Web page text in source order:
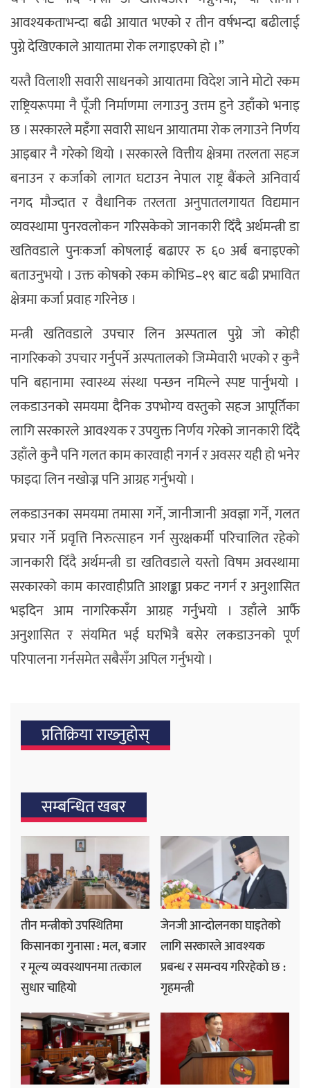
आवश्यकताभन्दा बढी आयात भएको र तीन वर्षभन्दा बढीलाई
पुग्ने देखिएकाले आयातमा रोक लगाइएको हो ।”
यस्तै विलाशी सवारी साधनको आयातमा विदेश जाने मोटो रकम
राष्ट्रियरूपमा नै पूँजी निर्माणमा लगाउनु उत्तम हुने उहाँको भनाइ
छ । सरकारले महँगा सवारी साधन आयातमा रोक लगाउने निर्णय
आइबार नै गरेको थियो । सरकारले वित्तीय क्षेत्रमा तरलता सहज
बनाउन र कर्जाको लागत घटाउन नेपाल राष्ट्र बैंकले अनिवार्य
नगद मौज्दात र वैधानिक तरलता अनुपातलगायत विद्यमान
व्यवस्थामा पुनरवलोकन गरिसकेको जानकारी दिँदै अर्थमन्त्री डा
खतिवडाले पुनःकर्जा कोषलाई बढाएर रु ६० अर्ब बनाइएको
बताउनुभयो । उक्त कोषको रकम कोभिड–१९ बाट बढी प्रभावित
क्षेत्रमा कर्जा प्रवाह गरिनेछ ।
मन्त्री खतिवडाले उपचार लिन अस्पताल पुग्ने जो कोही
नागरिकको उपचार गर्नुपर्ने अस्पतालको जिम्मेवारी भएको र कुनै
पनि बहानामा स्वास्थ्य संस्था पन्छन नमिल्ने स्पष्ट पार्नुभयो ।
लकडाउनको समयमा दैनिक उपभोग्य वस्तुको सहज आपूर्तिका
लागि सरकारले आवश्यक र उपयुक्त निर्णय गरेको जानकारी दिँदै
उहाँले कुनै पनि गलत काम कारवाही नगर्न र अवसर यही हो भनेर
फाइदा लिन नखोज्न पनि आग्रह गर्नुभयो ।
लकडाउनका समयमा तमासा गर्ने, जानीजानी अवज्ञा गर्ने, गलत
प्रचार गर्ने प्रवृत्ति निरुत्साहन गर्न सुरक्षकर्मी परिचालित रहेको
जानकारी दिँदै अर्थमन्त्री डा खतिवडाले यस्तो विषम अवस्थामा
सरकारको काम कारवाहीप्रति आशङ्का प्रकट नगर्न र अनुशासित
भइदिन आम नागरिकसँग आग्रह गर्नुभयो । उहाँले आर्फै
अनुशासित र संयमित भई घरभित्रै बसेर लकडाउनको पूर्ण
परिपालना गर्नसमेत सबैसँग अपिल गर्नुभयो ।
प्रतिक्रिया राख्‍नुहोस्
सम्बन्धित खबर
तीन मन्त्रीको उपस्थितिमा
किसानका गुनासा : मल, बजार
र मूल्य व्यवस्थापनमा तत्काल
सुधार चाहियो
जेनजी आन्दोलनका घाइतेको
लागि सरकारले आवश्यक
प्रबन्ध र समन्वय गरिरहेको छ :
गृहमन्त्री